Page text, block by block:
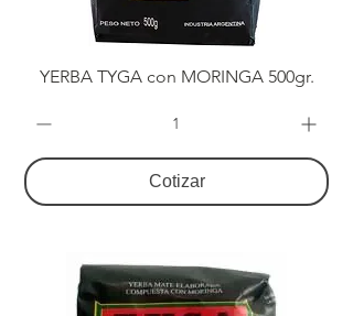
YERBA TYGA con MORINGA 500gr.
Cotizar